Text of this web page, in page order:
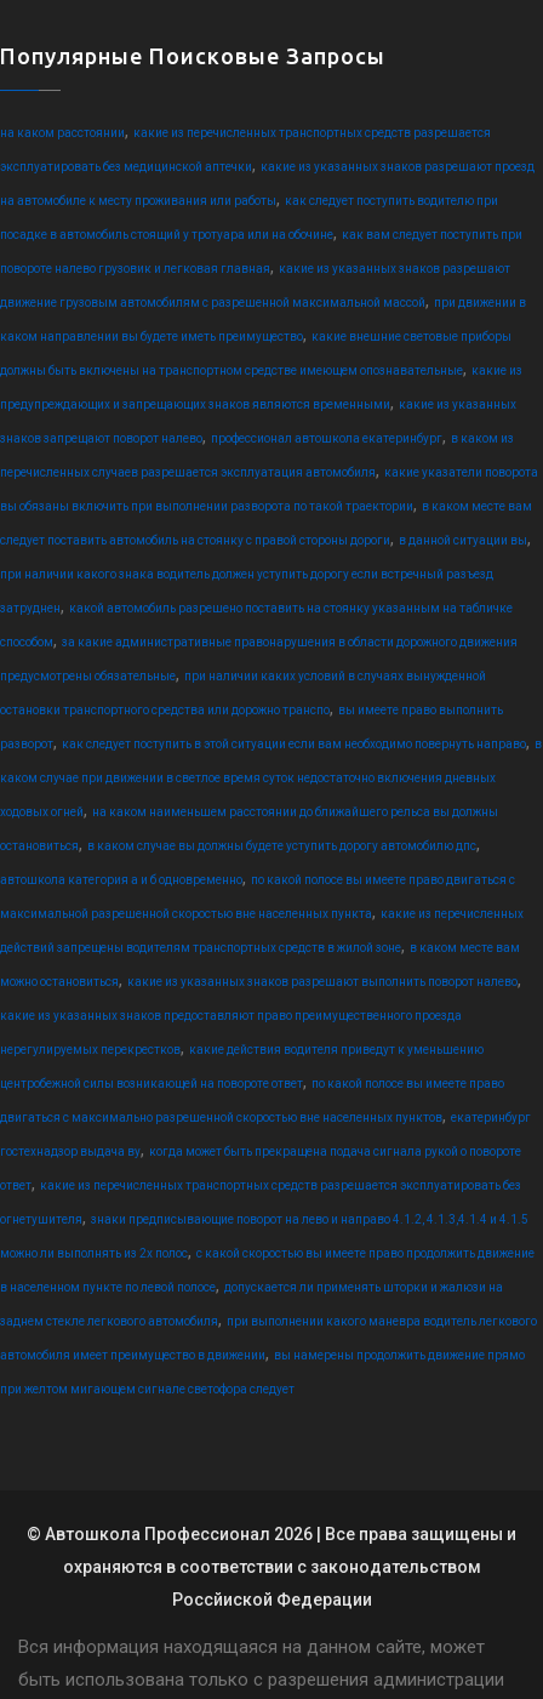
Популярные Поисковые Запросы
на каком расстоянии, какие из перечисленных транспортных средств разрешается
эксплуатировать без медицинской аптечки, какие из указанных знаков разрешают проезд
на автомобиле к месту проживания или работы, как следует поступить водителю при
посадке в автомобиль стоящий у тротуара или на обочине, как вам следует поступить при
повороте налево грузовик и легковая главная, какие из указанных знаков разрешают
движение грузовым автомобилям с разрешенной максимальной массой, при движении в
каком направлении вы будете иметь преимущество, какие внешние световые приборы
должны быть включены на транспортном средстве имеющем опознавательные, какие из
предупреждающих и запрещающих знаков являются временными, какие из указанных
знаков запрещают поворот налево, профессионал автошкола екатеринбург, в каком из
перечисленных случаев разрешается эксплуатация автомобиля, какие указатели поворота
вы обязаны включить при выполнении разворота по такой траектории, в каком месте вам
следует поставить автомобиль на стоянку с правой стороны дороги, в данной ситуации вы,
при наличии какого знака водитель должен уступить дорогу если встречный разъезд
затруднен, какой автомобиль разрешено поставить на стоянку указанным на табличке
способом, за какие административные правонарушения в области дорожного движения
предусмотрены обязательные, при наличии каких условий в случаях вынужденной
остановки транспортного средства или дорожно транспо, вы имеете право выполнить
разворот, как следует поступить в этой ситуации если вам необходимо повернуть направо, в
каком случае при движении в светлое время суток недостаточно включения дневных
ходовых огней, на каком наименьшем расстоянии до ближайшего рельса вы должны
остановиться, в каком случае вы должны будете уступить дорогу автомобилю дпс,
автошкола категория а и б одновременно, по какой полосе вы имеете право двигаться с
максимальной разрешенной скоростью вне населенных пункта, какие из перечисленных
действий запрещены водителям транспортных средств в жилой зоне, в каком месте вам
можно остановиться, какие из указанных знаков разрешают выполнить поворот налево,
какие из указанных знаков предоставляют право преимущественного проезда
нерегулируемых перекрестков, какие действия водителя приведут к уменьшению
центробежной силы возникающей на повороте ответ, по какой полосе вы имеете право
двигаться с максимально разрешенной скоростью вне населенных пунктов, екатеринбург
гостехнадзор выдача ву, когда может быть прекращена подача сигнала рукой о повороте
ответ, какие из перечисленных транспортных средств разрешается эксплуатировать без
огнетушителя, знаки предписывающие поворот на лево и направо 4.1.2, 4.1.3,4.1.4 и 4.1.5
можно ли выполнять из 2х полос, с какой скоростью вы имеете право продолжить движение
в населенном пункте по левой полосе, допускается ли применять шторки и жалюзи на
заднем стекле легкового автомобиля, при выполнении какого маневра водитель легкового
автомобиля имеет преимущество в движении, вы намерены продолжить движение прямо
при желтом мигающем сигнале светофора следует
© Автошкола Профессионал 2026 | Все права защищены и
охраняются в соответствии с законодательством
Россйиской Федерации
Вся информация находящаяся на данном сайте, может
быть использована только с разрешения администрации